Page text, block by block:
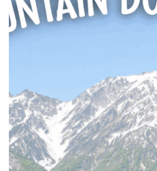
0
Bottom
0
Top
Temperature (°C)